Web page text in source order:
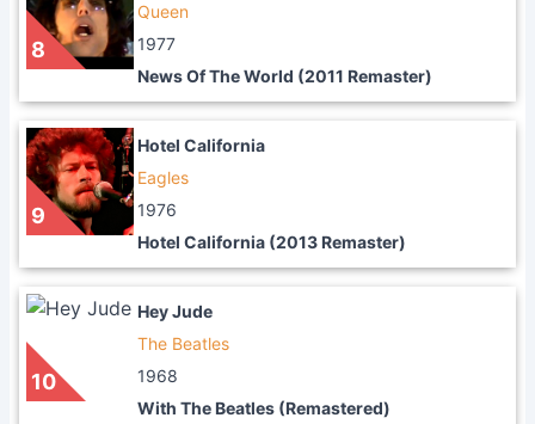
8
Queen
1977
News Of The World (2011 Remaster)
9
Hotel California
Eagles
1976
Hotel California (2013 Remaster)
10
Hey Jude
The Beatles
1968
With The Beatles (Remastered)